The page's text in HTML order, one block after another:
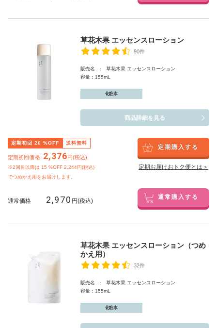
草花木果 エッセンスローション
90件
販売名 : 草花木果 エッセンスローション
容量：155mL
化粧水
商品詳細を見る
定期初回 20 %OFF 送料無料
定期初回価格: 2,376円(税込)
※2回目以降は 15 %OFF 2,244円(税込)
でつめかえ用をお届けします。
定期購入する
定期お届けおトク便とは＞
通常価格 2,970 円(税込) 通常購入する
草花木果 エッセンスローション（つめ
かえ用）
32件
販売名 : 草花木果 エッセンスローション
容量：155mL
化粧水